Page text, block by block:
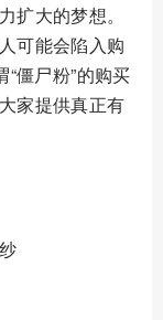
扩大的梦想。
可能会陷入购
僵尸粉”的购买
家提供真正有